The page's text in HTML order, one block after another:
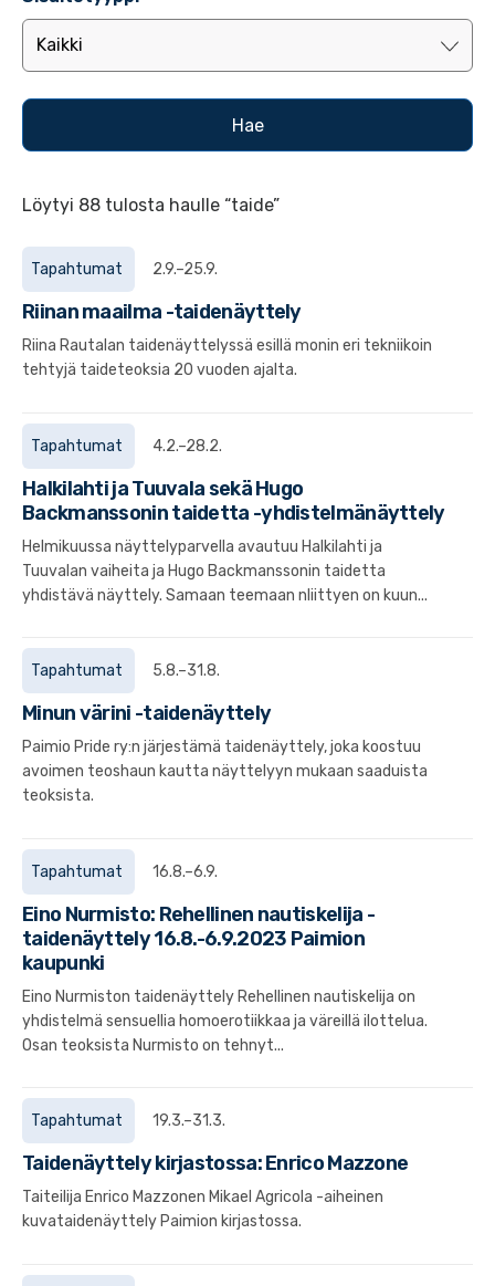
Löytyi 88 tulosta haulle “taide”
Tapahtumat 2.9.–25.9.
Riinan maailma -taidenäyttely
Riina Rautalan taidenäyttelyssä esillä monin eri tekniikoin
tehtyjä taideteoksia 20 vuoden ajalta.
Tapahtumat 4.2.–28.2.
Halkilahti ja Tuuvala sekä Hugo
Backmanssonin taidetta -yhdistelmänäyttely
Helmikuussa näyttelyparvella avautuu Halkilahti ja
Tuuvalan vaiheita ja Hugo Backmanssonin taidetta
yhdistävä näyttely. Samaan teemaan nliittyen on kuun...
Tapahtumat 5.8.–31.8.
Minun värini -taidenäyttely
Paimio Pride ry:n järjestämä taidenäyttely, joka koostuu
avoimen teoshaun kautta näyttelyyn mukaan saaduista
teoksista.
Tapahtumat 16.8.–6.9.
Eino Nurmisto: Rehellinen nautiskelija -
taidenäyttely 16.8.-6.9.2023 Paimion
kaupunki
Eino Nurmiston taidenäyttely Rehellinen nautiskelija on
yhdistelmä sensuellia homoerotiikkaa ja väreillä ilottelua.
Osan teoksista Nurmisto on tehnyt...
Tapahtumat 19.3.–31.3.
Taidenäyttely kirjastossa: Enrico Mazzone
Taiteilija Enrico Mazzonen Mikael Agricola -aiheinen
kuvataidenäyttely Paimion kirjastossa.